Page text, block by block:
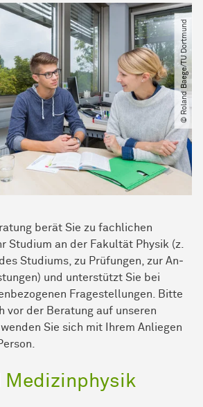
berät Sie zu fachlichen
Studium an der Fa­kul­tät Physik (z.
Stu­di­ums, zu Prüfungen, zur An­
und un­ter­stützt Sie bei
Frage­stellungen. Bitte
vor der Be­ra­tung auf unseren
Sie sich mit Ihrem Anliegen
© Roland Baege​/​TU Dortmund
Medizinphysik